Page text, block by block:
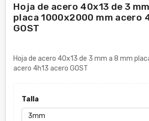
Hoja de acero 40x13 de 3
placa 1000x2000 mm acero
GOST
Hoja de acero 40x13 de 3 mm a 8 mm
acero 4h13 acero GOST
Talla